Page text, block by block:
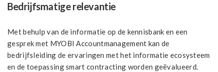
Bedrijfsmatige relevantie
Met behulp van de informatie op de kennisbank en een
gesprek met MYOBI Accountmanagement kan de
bedrijfsleiding de ervaringen met het informatie ecosysteem
en de toepassing smart contracting worden geëvalueerd.